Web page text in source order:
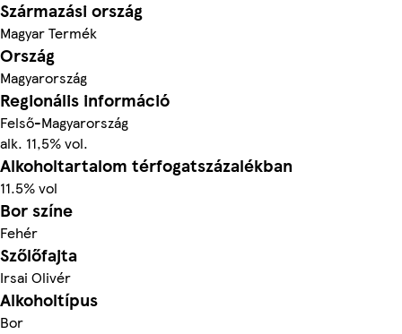
Származási ország
Magyar Termék
Ország
Magyarország
Regionális információ
Felső-Magyarország
alk. 11,5% vol.
Alkoholtartalom térfogatszázalékban
11.5% vol
Bor színe
Fehér
Szőlőfajta
Irsai Olivér
Alkoholtípus
Bor